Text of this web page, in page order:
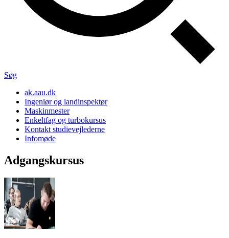
Søg
ak.aau.dk
Ingeniør og landinspektør
Maskinmester
Enkeltfag og turbokursus
Kontakt studievejlederne
Infomøde
Adgangs­kursus